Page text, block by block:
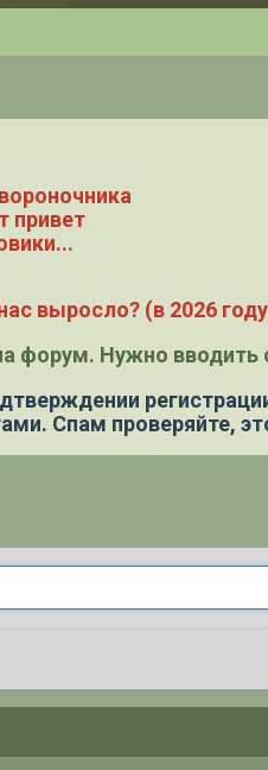
привет
выросло? (в 2026
форум. Нужно
Спам проверяйте,